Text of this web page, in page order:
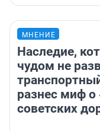
МНЕНИЕ
Наследие,
чудом не
разнес миф о
советских